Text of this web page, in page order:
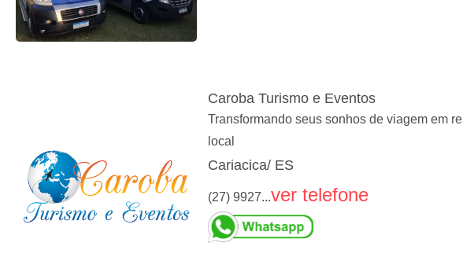
Caroba Turismo e Eventos
Transformando seus sonhos de viagem em
local
Cariacica/ ES
(27) 9927...ver telefone